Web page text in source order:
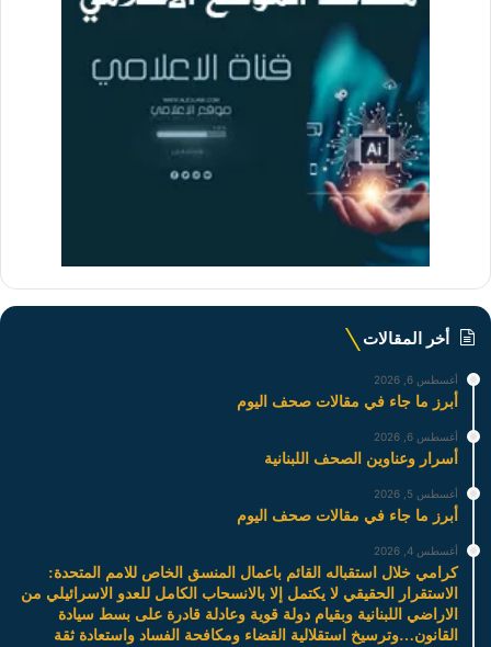
أخر المقالات
أغسطس 6, 2026
أبرز ما جاء في مقالات صحف اليوم
أغسطس 6, 2026
أسرار وعناوين الصحف اللبنانية
أغسطس 5, 2026
أبرز ما جاء في مقالات صحف اليوم
أغسطس 4, 2026
كرامي خلال استقباله القائم باعمال المنسق الخاص للامم المتحدة:
الاستقرار الحقيقي لا يكتمل إلا بالانسحاب الكامل للعدو الاسرائيلي من
الاراضي اللبنانية وبقيام دولة قوية وعادلة قادرة على بسط سيادة
القانون…وترسيخ استقلالية القضاء ومكافحة الفساد واستعادة ثقة